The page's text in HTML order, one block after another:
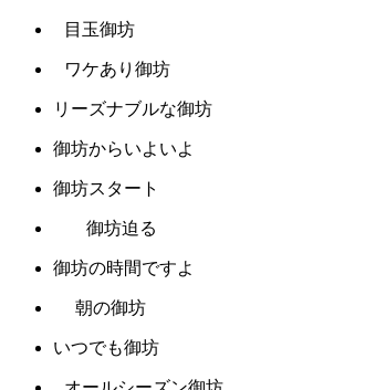
目玉御坊
ワケあり御坊
リーズナブルな御坊
御坊からいよいよ
御坊スタート
御坊迫る
御坊の時間ですよ
朝の御坊
いつでも御坊